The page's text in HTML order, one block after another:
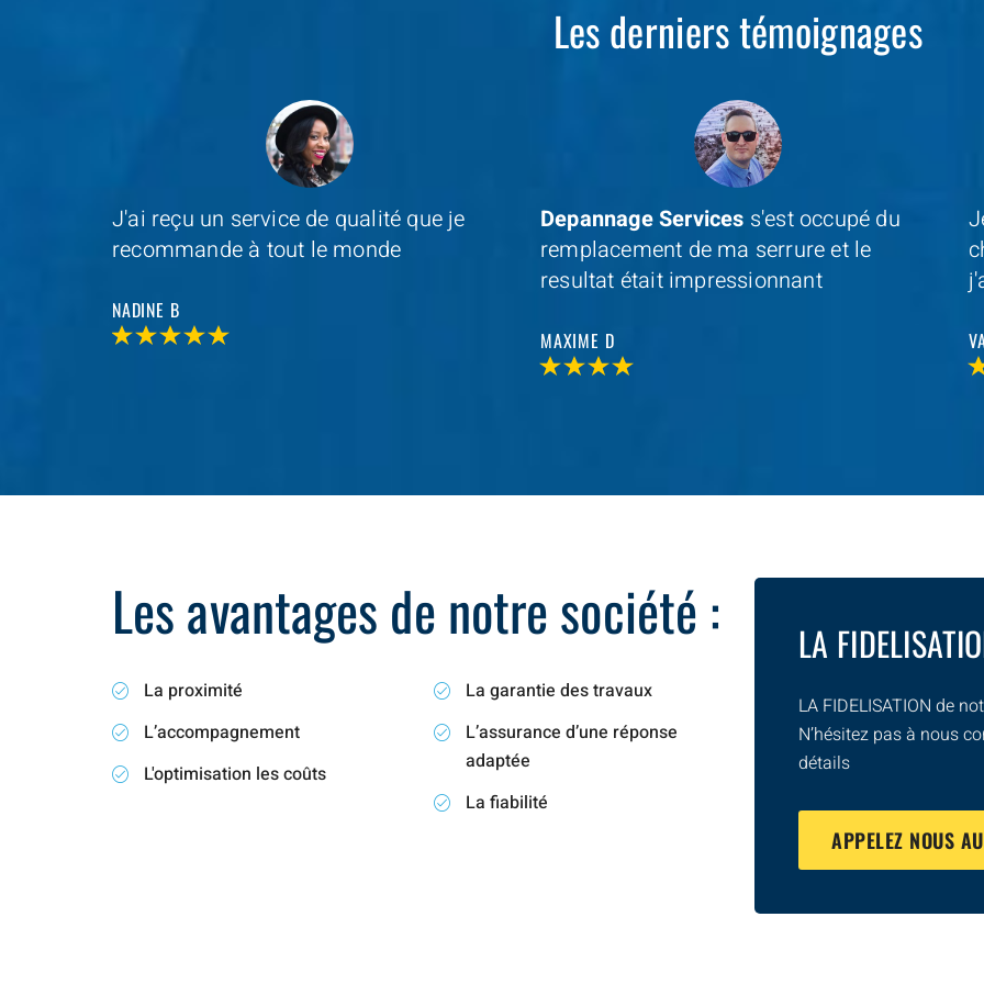
Les derniers témoignages
Depannage Servicess'est occupé du
remplacement de ma serrure et le
MAXIME D
Je cherchais un professionel à coté de
chez moi et avecDepannage Services
j'ai trouvé et je n'ai pas été decu
VALERIE V
Les avantages de notre société :
La proximité
L’accompagnement
L'optimisation les coûts
La garantie des travaux
L’assurance d’une réponse
adaptée
La fiabilité
LA
LA FIDELISATION de
N’hésitez pas à nous
détails
APPELEZ NOUS AU